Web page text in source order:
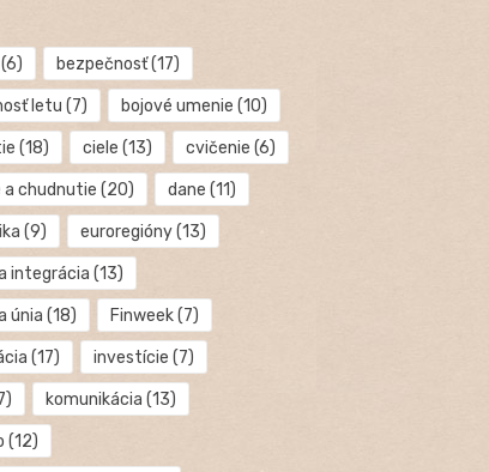
(6) bezpečnosť(17)
letu (7) bojové umenie (10)
(18) ciele (13) cvičenie (6)
a chudnutie (20) dane (11)
(9) euroregióny(13)
integrácia (13)
únia (18) Finweek(7)
(17) investície (7)
komunikácia (13)
(12)